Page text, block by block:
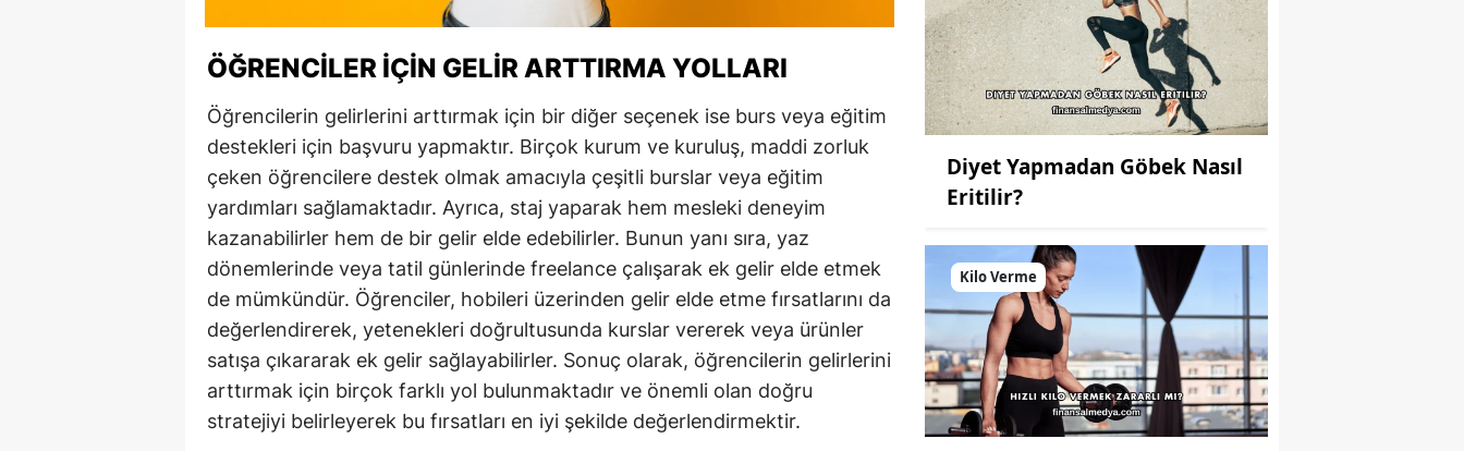
ÖĞRENCILER İÇIN GELIR ARTTIRMA YOLLARI
Öğrencilerin gelirlerini arttırmak için bir diğer seçenek ise burs veya eğitim
destekleri için başvuru yapmaktır. Birçok kurum ve kuruluş, maddi zorluk
çeken öğrencilere destek olmak amacıyla çeşitli burslar veya eğitim
yardımları sağlamaktadır. Ayrıca, staj yaparak hem mesleki deneyim
kazanabilirler hem de bir gelir elde edebilirler. Bunun yanı sıra, yaz
dönemlerinde veya tatil günlerinde freelance çalışarak ek gelir elde etmek
de mümkündür. Öğrenciler, hobileri üzerinden gelir elde etme fırsatlarını da
değerlendirerek, yetenekleri doğrultusunda kurslar vererek veya ürünler
satışa çıkararak ek gelir sağlayabilirler. Sonuç olarak, öğrencilerin gelirlerini
arttırmak için birçok farklı yol bulunmaktadır ve önemli olan doğru
stratejiyi belirleyerek bu fırsatları en iyi şekilde değerlendirmektir.
Diyet Yapmadan Göbek Nasıl
Eritilir?
Kilo Verme